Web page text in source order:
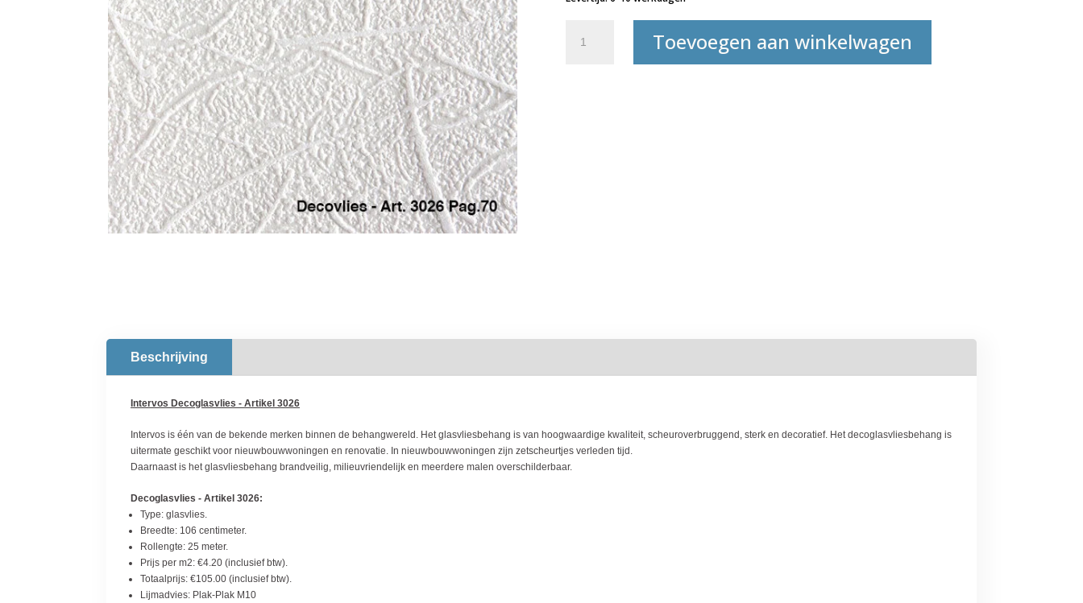
3026
Toevoegen aan winkelwagen
Beschrijving
Intervos Decoglasvlies - Artikel 3026
Intervos is één van de bekende merken binnen de behangwereld. Het glasvliesbehang is van hoogwaardige kwaliteit, scheuroverbruggend, sterk en decoratief. Het decoglasvliesbehang is
uitermate geschikt voor nieuwbouwwoningen en renovatie. In nieuwbouwwoningen zijn zetscheurtjes verleden tijd.
Daarnaast is het glasvliesbehang brandveilig, milieuvriendelijk en meerdere malen overschilderbaar.
Decoglasvlies - Artikel 3026:
Type: glasvlies.
Breedte: 106 centimeter.
Rollengte: 25 meter.
Prijs per m2: €4.20 (inclusief btw).
Totaalprijs: €105.00 (inclusief btw).
Lijmadvies: Plak-Plak M10